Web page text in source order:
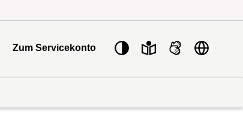
Zum Servicekonto Sprache